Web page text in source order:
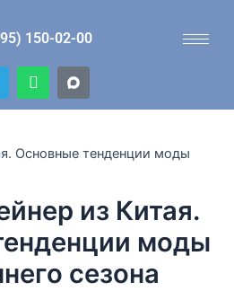
150-02-00
W
h
a
a
Основные тенденции моды
из Китая.
моды
сезона